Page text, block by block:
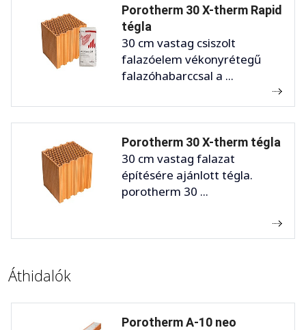
Porotherm 30 X-therm Rapid
tégla
30 cm vastag csiszolt
falazóelem vékonyrétegű
falazóhabarccsal a ...
Porotherm 30 X-therm tégla
30 cm vastag falazat
építésére ajánlott tégla.
porotherm 30 ...
Áthidalók
Porotherm A-10 neo